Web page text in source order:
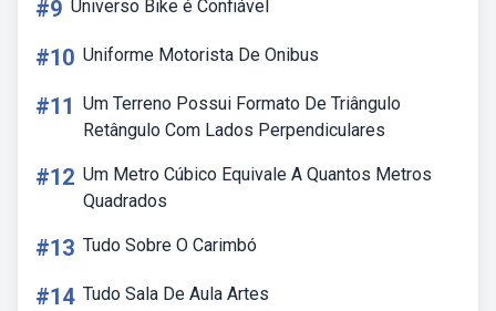
#9 Universo Bike é Confiável
#10 Uniforme Motorista De Onibus
#11 Um Terreno Possui Formato De Triângulo
Retângulo Com Lados Perpendiculares
#12 Um Metro Cúbico Equivale A Quantos Metros
Quadrados
#13 Tudo Sobre O Carimbó
#14 Tudo Sala De Aula Artes